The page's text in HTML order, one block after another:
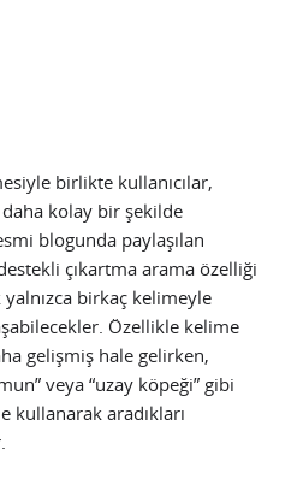
birlikte kullanıcılar,
daha kolay bir şekilde
blogunda paylaşılan
çıkartma arama özelliği
yalnızca birkaç kelimeyle
Özellikle kelime
gelişmiş hale gelirken,
veya “uzay köpeği” gibi
kullanarak aradıkları